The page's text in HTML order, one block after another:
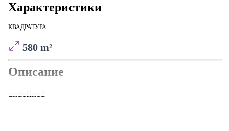
Характеристики
КВАДРАТУРА
580 m²
Описание
undefined